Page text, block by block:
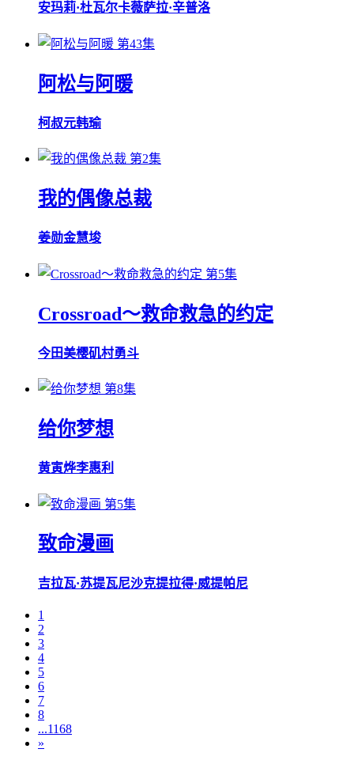
安玛莉·杜瓦尔卡薇萨拉·辛普洛
第43集
阿松与阿暖
柯叔元韩瑜
第2集
我的偶像总裁
姜勋金慧埈
第5集
Crossroad～救命救急的约定
今田美樱矶村勇斗
第8集
给你梦想
黄寅烨李惠利
第5集
致命漫画
吉拉瓦·苏提瓦尼沙克提拉得·威提帕尼
1
2
3
4
5
6
7
8
...1168
»